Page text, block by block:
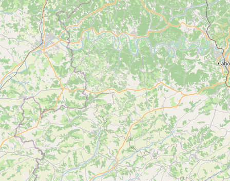
Accès Internet privatif Wifi
Accès Internet privatif Wifi gratuit Congélateur
Coin cuisine Lave linge privatif Réfrigérateur
Chaîne hifi Micro-ondes Cafetière